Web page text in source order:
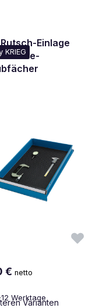
KRIEG
Einlage
€netto
Werktage
Varianten